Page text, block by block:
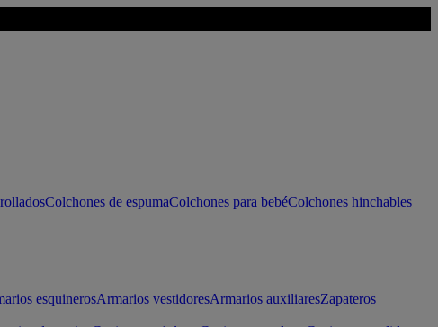
Colchones de espumaColchones para bebéColchones hinchables
esquinerosArmarios vestidoresArmarios auxiliaresZapateros